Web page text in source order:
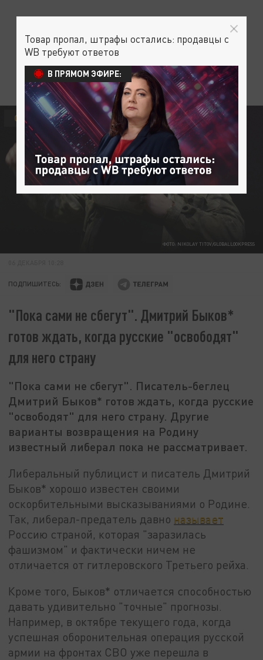
ФОТО: NIKOLAY TITOV/GLOBALLOOKPRESS
ОБЩЕСТВО
ПОДПИШИТЕСЬ:
"Пока сами не сбегут". Дмитрий Быков*
готов ждать, когда русские "освободят"
для него страну
"Пока сами не сбегут". Писатель-беглец
Дмитрий Быков* готов ждать, когда русские
"освободят" для него страну. Другие
варианты возвращения на Родину
известный либерал пока не рассматривает.
Либеральный публицист и писатель Дмитрий
Быков* хорошо известен своими
оскорбительными высказываниями о Родине.
Так, либерал-предатель давно называет
Россию страной, которая "заразилась
фашизмом" и фактически ничем не
отличается от гитлеровского Третьего рейха.
Кроме того, Быков* отличается способностью
давать удивительно "точные" прогнозы.
Например, в октябре текущего года, когда
успешная оборонительная операция русской
армии на фронтах СВО уже перешла в
Товар пропал, штрафы остались: продавцы с
WB требуют ответов
В ПРЯМОМ ЭФИРЕ: